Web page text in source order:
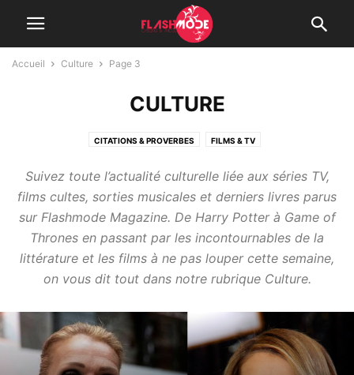
Accueil Culture Page 3
CULTURE
CITATIONS & PROVERBES FILMS & TV
Suivez toute l’actualité culturelle liée aux séries TV,
films cultes, sorties musicales et derniers livres parus
sur Flashmode Magazine. De Harry Potter à Game of
Thrones en passant par les incontournables de la
littérature et les films à ne pas louper cette semaine,
on vous dit tout dans notre rubrique Culture.